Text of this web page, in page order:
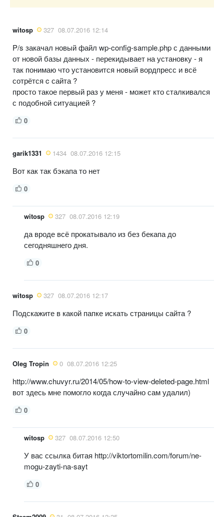
witosp 327 08.07.2016 12:14
P/s закачал новый файл wp-config-sample.php с данными
от новой базы данных - перекидывает на установку - я
так понимаю что установится новый вордпресс и всё
сотрётся c сайта ?
просто такое первый раз у меня - может кто сталкивался
с подобной ситуацией ?
0
garik1331 1434 08.07.2016 12:15
Вот как так бэкапа то нет
0
witosp 327 08.07.2016 12:19
да вроде всё прокатывало из без бекапа до
сегодняшнего дня.
0
witosp 327 08.07.2016 12:17
Подскажите в какой папке искать страницы сайта ?
0
Oleg Tropin 0 08.07.2016 12:25
http://www.chuvyr.ru/2014/05/how-to-view-deleted-page.html
вот здесь мне помогло когда случайно сам удалил)
0
witosp 327 08.07.2016 12:50
У вас ссылка битая http://viktortomilin.com/forum/ne-
mogu-zayti-na-sayt
0